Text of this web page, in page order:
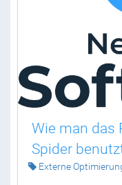
Wie man das
Spider
Externe